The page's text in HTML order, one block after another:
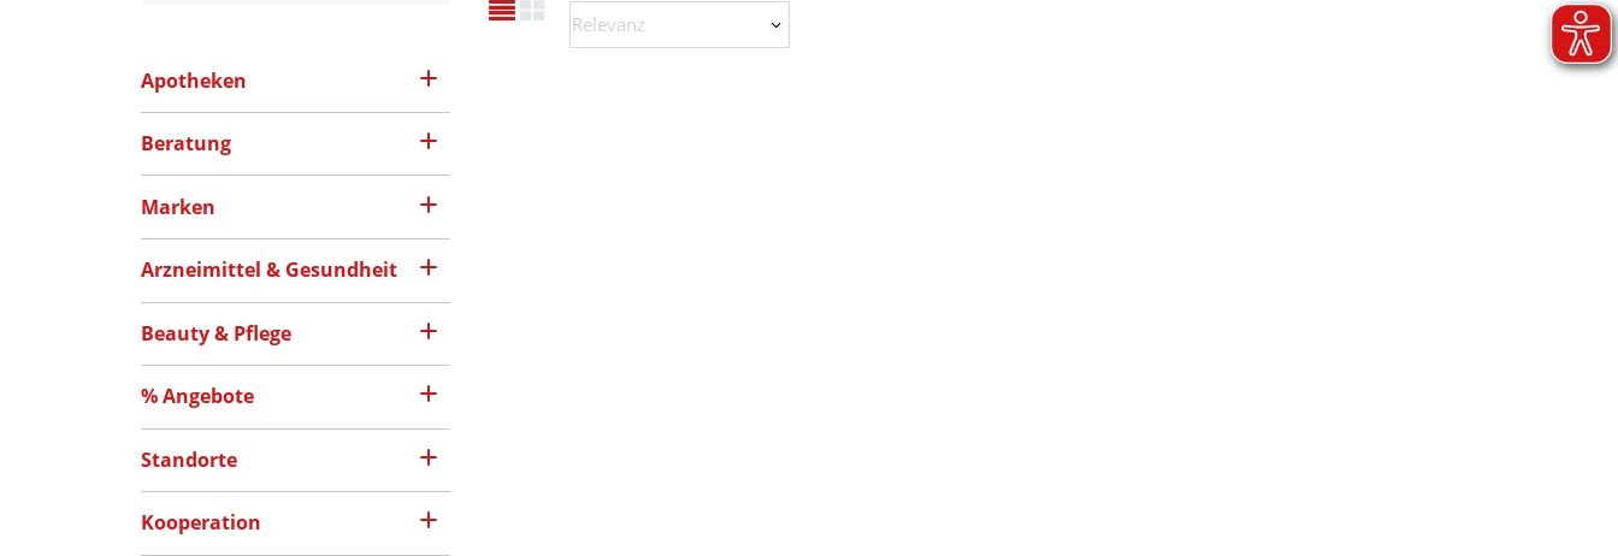
Apotheken
Beratung
Marken
Arzneimittel & Gesundheit
Beauty & Pflege
% Angebote
Standorte
Kooperation